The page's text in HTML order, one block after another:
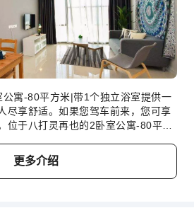
寓-80平方米|带1个独立浴室提供一
尽享舒适。如果您驾车前来，您可享
位于八打灵再也的2卧室公寓-80平方
让您享受更愉快的住宿体验，部分客
在特定客房中，客人可以享受一流的
视频流媒体、每日报纸或电视。住宿
更多介绍